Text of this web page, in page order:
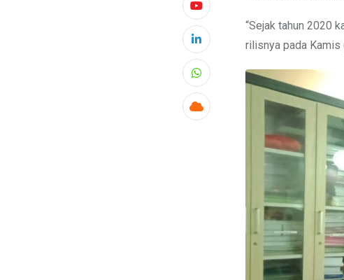
“Sejak tahun 2020
rilisnya pada